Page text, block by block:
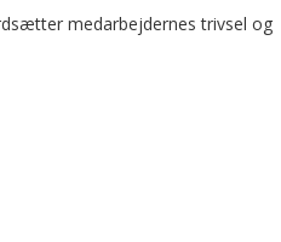
medarbejdernes trivsel og